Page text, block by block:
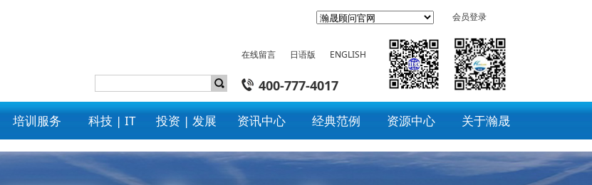
会员登录
在线留言 日语版 ENGLISH
400-777-4017
培训服务 科技 | IT 投资 | 发展 资讯中心 经典范例 资源中心 关于瀚晟